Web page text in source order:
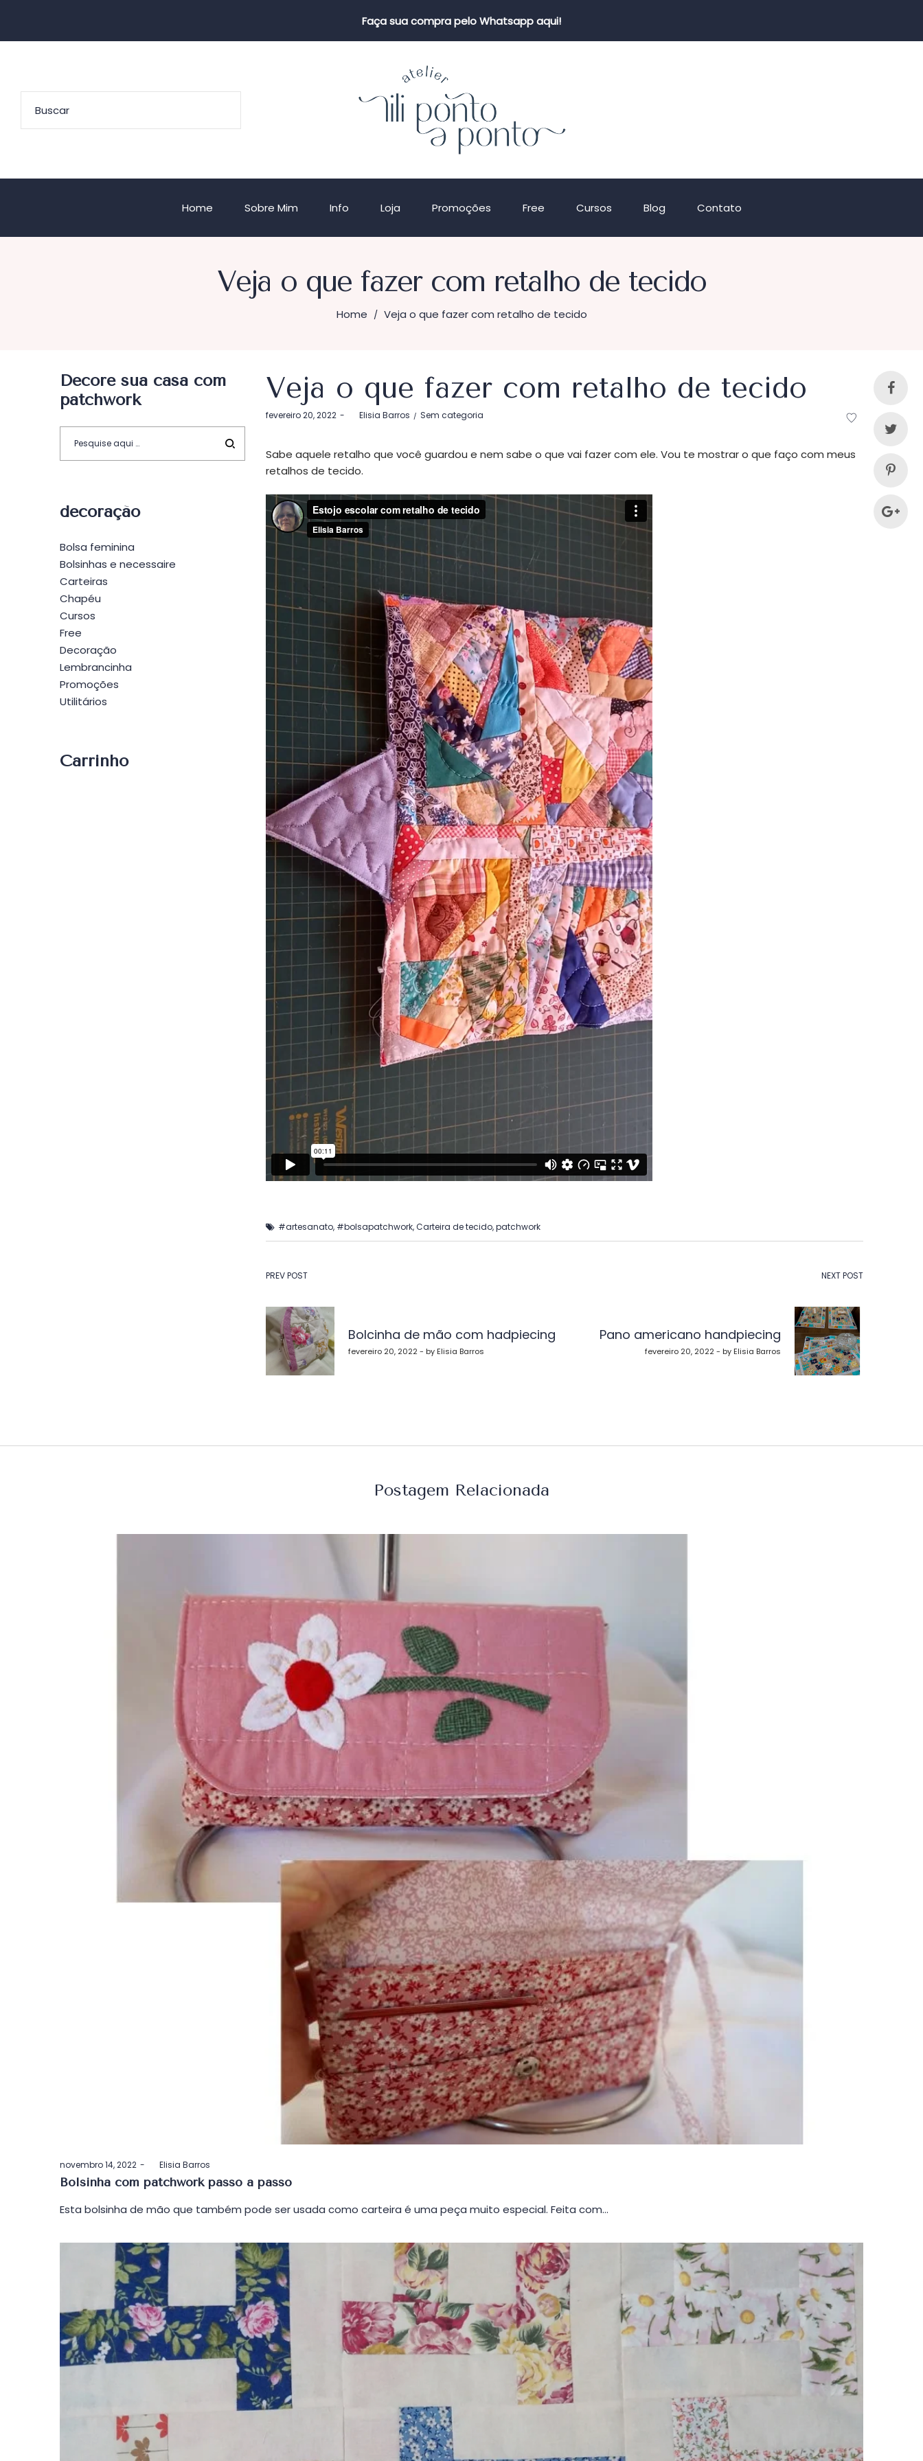
Faça sua compra pelo Whatsapp aqui!
Home Sobre Mim Info Loja Promoções Free Cursos Blog Contato
Veja o que fazer com retalho de tecido
Home / Veja o que fazer com retalho de tecido
Veja o que fazer com retalho de tecido
Postado
fevereiro 20, 2022 byElisia Barros
Postado
Sem categoria
Sabe aquele retalho que você guardou e nem sabe o que vai fazer com ele. Vou te mostrar o que faço com meus
retalhos de tecido.
#artesanato, #bolsapatchwork,Carteira de tecido,patchwork
Navegação
de
Post
PREV POST
Bolcinha de mão com hadpiecing
fevereiro 20, 2022 - by Elisia Barros
NEXT POST
Pano americano handpiecing
fevereiro 20, 2022 - by Elisia Barros
Decore sua casa com
patchwork
decoração
Bolsa feminina
Bolsinhas e necessaire
Carteiras
Chapéu
Cursos
Free
Decoração
Lembrancinha
Promoções
Utilitários
Carrinho
Postagem Relacionada
Postado
em
novembro 14, 2022 byElisia Barros
Bolsinha com patchwork passo a passo
Esta bolsinha de mão que também pode ser usada como carteira é uma peça muito especial. Feita com…